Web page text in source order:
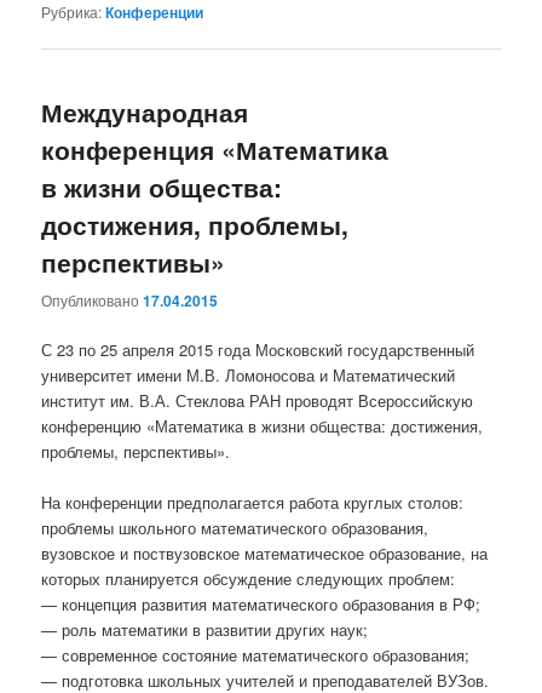
Рубрика:Конференции
Международная
конференция «Математика
в жизни общества:
достижения, проблемы,
перспективы»
Опубликовано17.04.2015
С 23 по 25 апреля 2015 года Московский государственный
университет имени М.В. Ломоносова и Математический
институт им. В.А. Стеклова РАН проводят Всероссийскую
конференцию «Математика в жизни общества: достижения,
проблемы, перспективы».
На конференции предполагается работа круглых столов:
проблемы школьного математического образования,
вузовское и поствузовское математическое образование, на
которых планируется обсуждение следующих проблем:
— концепция развития математического образования в РФ;
— роль математики в развитии других наук;
— современное состояние математического образования;
— подготовка школьных учителей и преподавателей ВУЗов.